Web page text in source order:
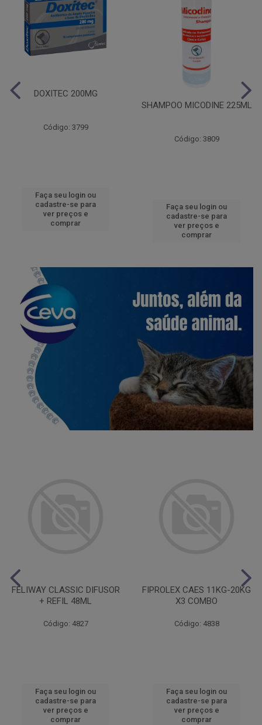
DOXITEC 200MG
Código: 3799
Faça seu login ou
cadastre-se para
ver preços e
comprar
SHAMPOO MICODINE 225ML
Código: 3809
Faça seu login ou
cadastre-se para
ver preços e
comprar
FELIWAY CLASSIC DIFUSOR
+ REFIL 48ML
Código: 4827
Faça seu login ou
cadastre-se para
ver preços e
comprar
FIPROLEX CAES 11KG-20KG
X3 COMBO
Código: 4838
Faça seu login ou
cadastre-se para
ver preços e
comprar